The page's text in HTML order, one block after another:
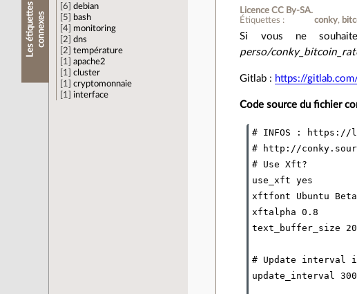
L
e
s
é
t
i
q
u
e
tt
e
s
c
o
n
n
e
x
es
6
debian
5
bash
4
monitoring
2
dns
2
température
1
apache2
1
cluster
1
cryptomonnaie
1
interface
Licence CC By‑SA.
Étiquettes :
conky
Si vous ne
perso/
Gitlab : https://
Code source du fichier
# INFOS : https://
# http://
# Use Xft?
use_xft yes
xftfont Ubuntu
xftalpha 0.8
text_buffer_size
# Update interval
update_interval 300